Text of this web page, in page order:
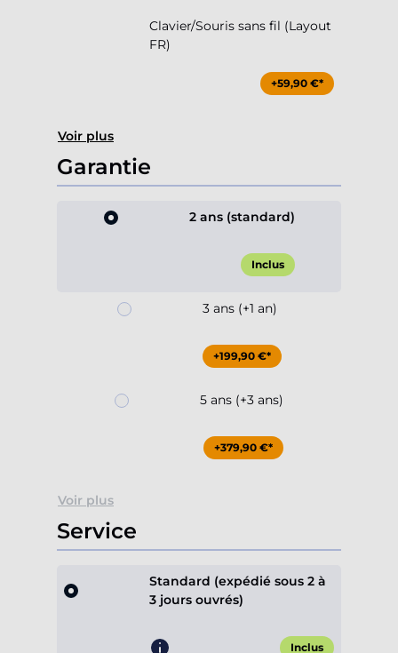
Clavier/Souris sans fil (Layout
FR)
+59,90 €*
Voir plus
Garantie
2 ans (standard)
Inclus
3 ans (+1 an)
+199,90 €*
5 ans (+3 ans)
+379,90 €*
Voir plus
Service
Standard (expédié sous 2 à
3 jours ouvrés)
Inclus